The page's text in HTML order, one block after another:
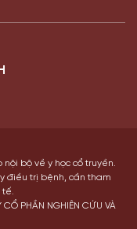
bộ về y học cổ truyền.
điều trị bệnh, cần tham
tế.
PHẦN NGHIÊN CỨU VÀ